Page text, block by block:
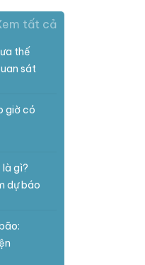
tất cả
thế
sát
giờ có
gì?
dự báo